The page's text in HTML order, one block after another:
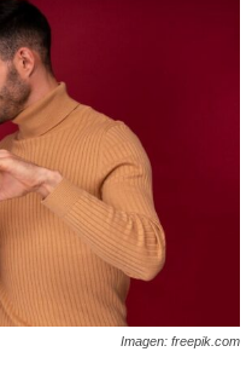
Imagen: freepik.com